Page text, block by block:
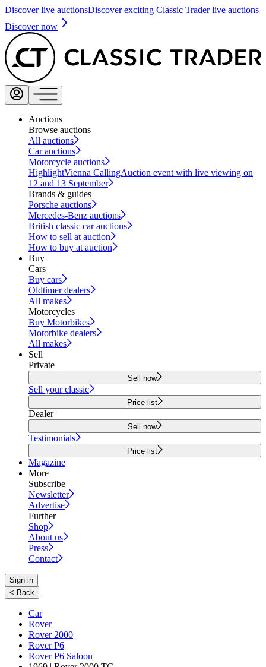
Discover live auctionsDiscover exciting Classic Trader live auctions
Discover now
Auctions
Browse auctions
All auctions
Car auctions
Motorcycle auctions
HighlightVienna CallingAuction event with live viewing on
12 and 13 September
Brands & guides
Porsche auctions
Mercedes-Benz auctions
British classic car auctions
How to sell at auction
How to buy at auction
Buy
Cars
Buy cars
Oldtimer dealers
All makes
Motorcycles
Buy Motorbikes
Motorbike dealers
All makes
Sell
Private
Sell now
Sell your classic
Price list
Dealer
Sell now
Testimonials
Price list
Magazine
More
Subscribe
Newsletter
Advertise
Further
Shop
About us
Press
Contact
Sign in
< Back |
Car
Rover
Rover 2000
Rover P6
Rover P6 Saloon